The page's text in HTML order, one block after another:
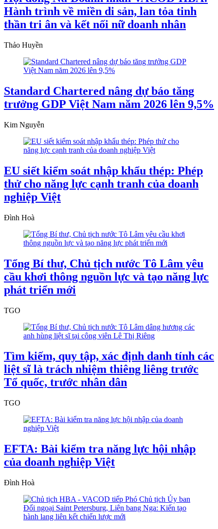
Hành trình về miền di sản, lan tỏa tinh
thần tri ân và kết nối nữ doanh nhân
Thảo Huyền
Standard Chartered nâng dự báo tăng
trưởng GDP Việt Nam năm 2026 lên 9,5%
Kim Nguyễn
EU siết kiểm soát nhập khẩu thép: Phép
thử cho năng lực cạnh tranh của doanh
nghiệp Việt
Đình Hoà
Tổng Bí thư, Chủ tịch nước Tô Lâm yêu
cầu khơi thông nguồn lực và tạo năng lực
phát triển mới
TGO
Tìm kiếm, quy tập, xác định danh tính các
liệt sĩ là trách nhiệm thiêng liêng trước
Tổ quốc, trước nhân dân
TGO
EFTA: Bài kiểm tra năng lực hội nhập
của doanh nghiệp Việt
Đình Hoà